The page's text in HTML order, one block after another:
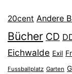
20cent Andere
Bücher CD
Eichwalde Exil
Fussballplatz Garten